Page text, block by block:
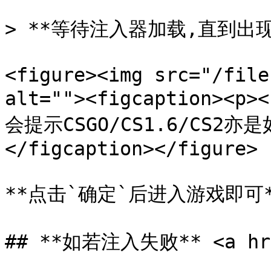
> **等待注入器加载,直到出
<figure><img src="/files/
会提示CSGO/CS1.6/CS2亦
</figcaption></figure>
**点击`确定`后进入游戏即
## **如若注入失败** <a